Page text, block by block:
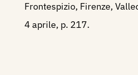
Frontespizio, Firenze,
4 aprile, p. 217.